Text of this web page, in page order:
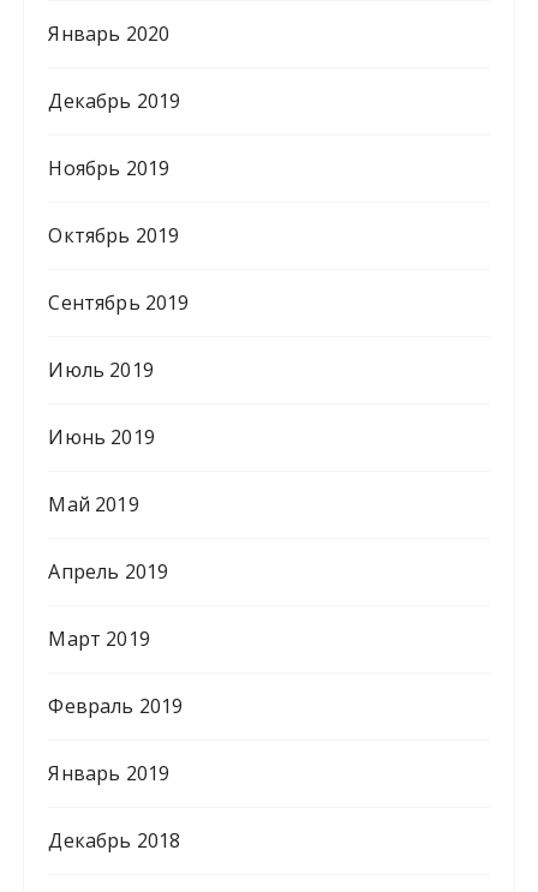
Январь 2020
Декабрь 2019
Ноябрь 2019
Октябрь 2019
Сентябрь 2019
Июль 2019
Июнь 2019
Май 2019
Апрель 2019
Март 2019
Февраль 2019
Январь 2019
Декабрь 2018